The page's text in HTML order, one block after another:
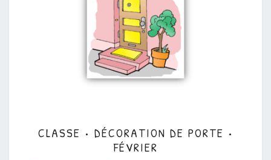
•
DÉCORATION
CLASSE • DÉCORATION DE PORTE •
FÉVRIER